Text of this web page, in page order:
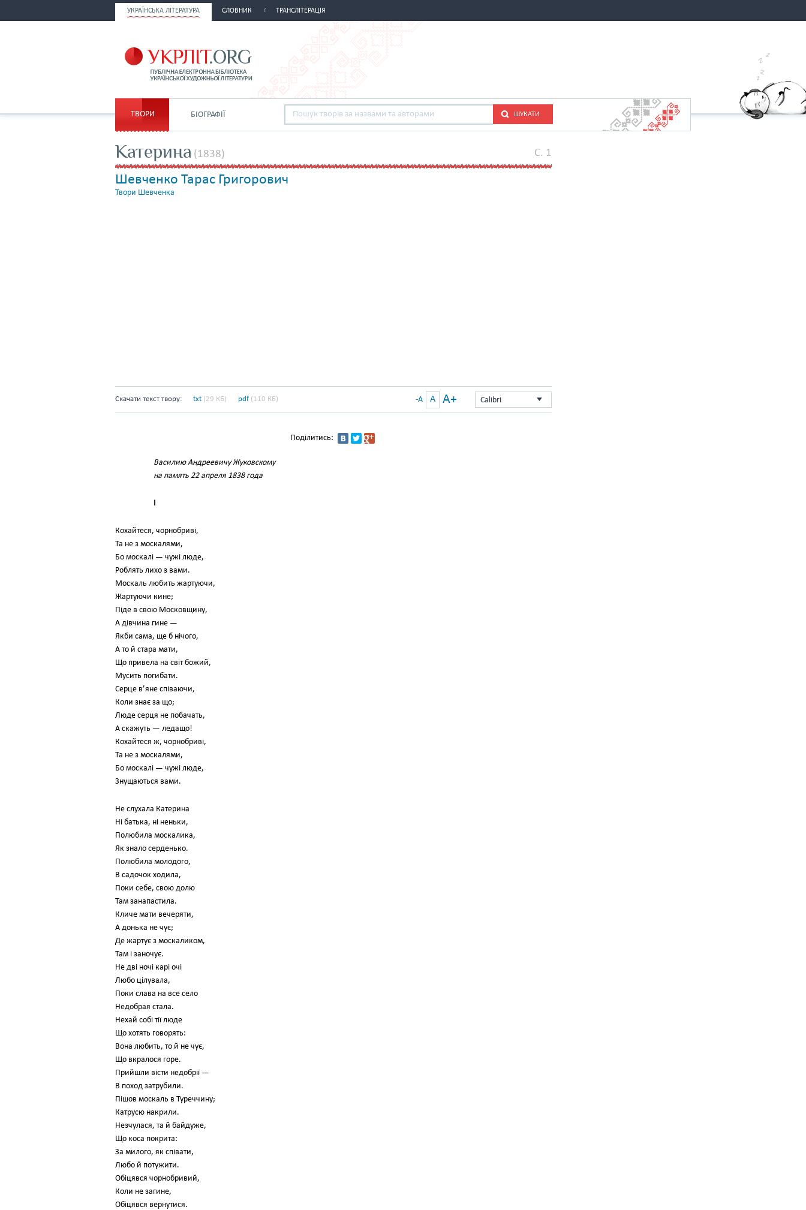
УКРАЇНСЬКА ЛІТЕРАТУРА СЛОВНИК ТРАНСЛІТЕРАЦІЯ
ТВОРИ БІОГРАФІЇ ШУКАТИ
Катерина (1838) C. 1
Шевченко Тарас Григорович
Твори Шевченка
Скачати текст твору: txt (29 КБ) pdf (110 КБ) Calibri
-A A A+
Поділитись:
Василию Андреевичу Жуковскому
на память 22 апреля 1838 года
І
Кохайтеся, чорнобриві,
Та не з москалями,
Бо москалі — чужі люде,
Роблять лихо з вами.
Москаль любить жартуючи,
Жартуючи кине;
Піде в свою Московщину,
А дівчина гине —
Якби сама, ще б нічого,
А то й стара мати,
Що привела на світ божий,
Мусить погибати.
Серце в’яне співаючи,
Коли знає за що;
Люде серця не побачать,
А скажуть — ледащо!
Кохайтеся ж, чорнобриві,
Та не з москалями,
Бо москалі — чужі люде,
Знущаються вами.
Не слухала Катерина
Ні батька, ні неньки,
Полюбила москалика,
Як знало серденько.
Полюбила молодого,
В садочок ходила,
Поки себе, свою долю
Там занапастила.
Кличе мати вечеряти,
А донька не чує;
Де жартує з москаликом,
Там і заночує.
Не дві ночі карі очі
Любо цілувала,
Поки слава на все село
Недобрая стала.
Нехай собі тії люде
Що хотять говорять:
Вона любить, то й не чує,
Що вкралося горе.
Прийшли вісти недобрії —
В поход затрубили.
Пішов москаль в Туреччину;
Катрусю накрили.
Незчулася, та й байдуже,
Що коса покрита:
За милого, як співати,
Любо й потужити.
Обіцявся чорнобривий,
Коли не загине,
Обіцявся вернутися.